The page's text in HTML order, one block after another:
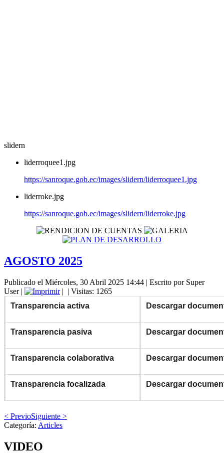
slidern
liderroquee1.jpg
https://sanroque.gob.ec/images/slidern/liderroquee1.jpg
liderroke.jpg
https://sanroque.gob.ec/images/slidern/liderroke.jpg
AGOSTO 2025
Publicado el Miércoles, 30 Abril 2025 14:44 | Escrito por Super
User| | | Visitas: 1265
Transparencia activa
Descargar
Transparencia pasiva Descargar
Transparencia colaborativa Descargar
Transparencia focalizada Descargar
< PrevioSiguiente >
Categoría: Articles
VIDEO